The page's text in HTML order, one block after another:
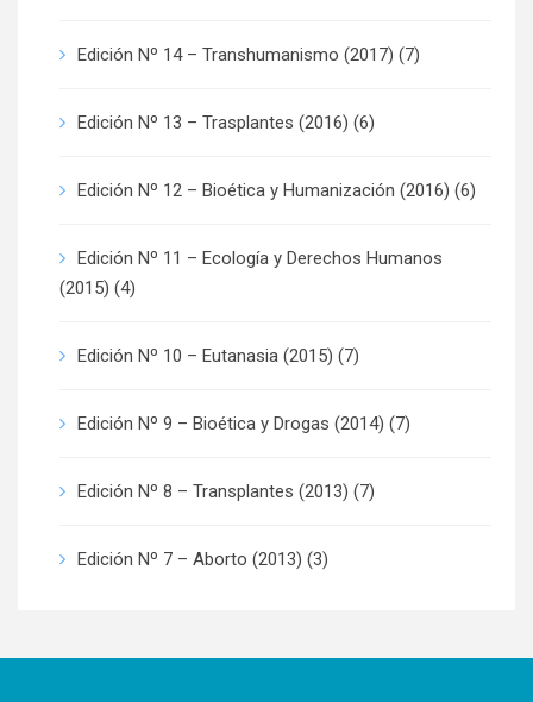
Edición Nº 14 – Transhumanismo (2017) (7)
Edición Nº 13 – Trasplantes (2016) (6)
Edición Nº 12 – Bioética y Humanización (2016) (6)
Edición Nº 11 – Ecología y Derechos Humanos
(2015) (4)
Edición Nº 10 – Eutanasia (2015) (7)
Edición Nº 9 – Bioética y Drogas (2014) (7)
Edición Nº 8 – Transplantes (2013) (7)
Edición Nº 7 – Aborto (2013) (3)